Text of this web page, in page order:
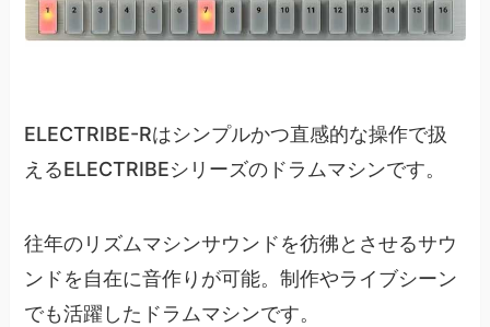
ELECTRIBE-Rはシンプルかつ直感的な操作で扱
えるELECTRIBEシリーズのドラムマシンです。
往年のリズムマシンサウンドを彷彿とさせるサウ
ンドを自在に音作りが可能。制作やライブシーン
でも活躍したドラムマシンです。